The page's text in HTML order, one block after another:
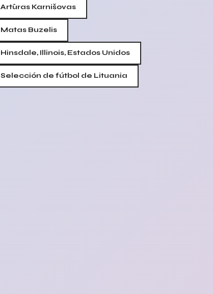
Artūras Karnišovas
Matas Buzelis
Hinsdale, Illinois, Estados Unidos
Selección de fútbol de Lituania